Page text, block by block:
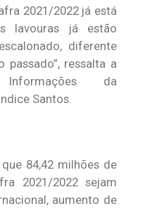
2021/2022 já está
lavouras já estão
diferente
ressalta a
da
Santos.
84,42 milhões de
2021/2022 sejam
aumento de